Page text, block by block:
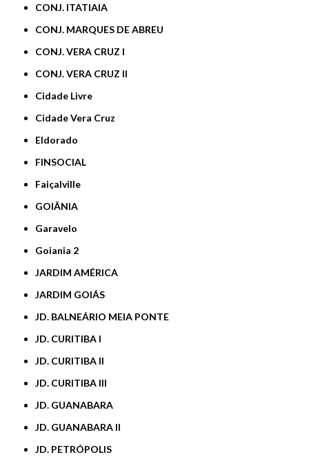
CONJ. ITATIAIA
CONJ. MARQUES DE ABREU
CONJ. VERA CRUZ I
CONJ. VERA CRUZ II
Cidade Livre
Cidade Vera Cruz
Eldorado
FINSOCIAL
Faiçalville
GOIÂNIA
Garavelo
Goiania 2
JARDIM AMÉRICA
JARDIM GOIÁS
JD. BALNEÁRIO MEIA PONTE
JD. CURITIBA I
JD. CURITIBA II
JD. CURITIBA III
JD. GUANABARA
JD. GUANABARA II
JD. PETRÓPOLIS